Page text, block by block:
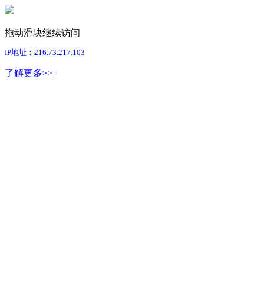
拖动滑块继续访问
IP地址：216.73.217.103
了解更多>>